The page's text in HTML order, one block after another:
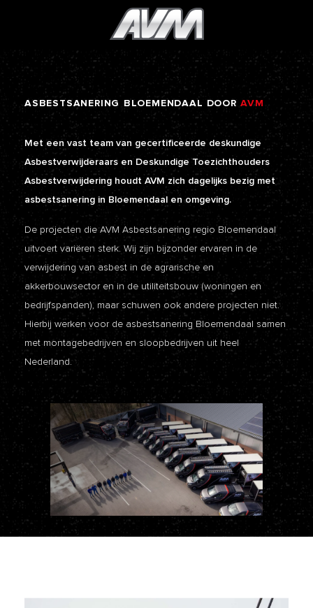
ASBESTSANERING BLOEMENDAAL DOOR AVM
Met een vast team van gecertificeerde deskundige
Asbestverwijderaars en Deskundige Toezichthouders
Asbestverwijdering houdt AVM zich dagelijks bezig met
asbestsanering in Bloemendaal en omgeving.
De projecten die AVM Asbestsanering regio Bloemendaal
uitvoert variëren sterk. Wij zijn bijzonder ervaren in de
verwijdering van asbest in de agrarische en
akkerbouwsector en in de utiliteitsbouw (woningen en
bedrijfspanden), maar schuwen ook andere projecten niet.
Hierbij werken voor de asbestsanering Bloemendaal samen
met montagebedrijven en sloopbedrijven uit heel
Nederland.